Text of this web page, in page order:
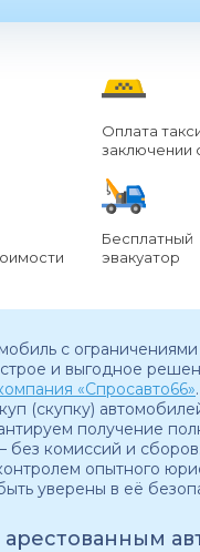
Оплата
заключении
Бесплатный
эвакуатор
с
и выгодное
«Спросавто66»
(скупку)
получение
без комиссий и
опытного
уверены в её
арестованным